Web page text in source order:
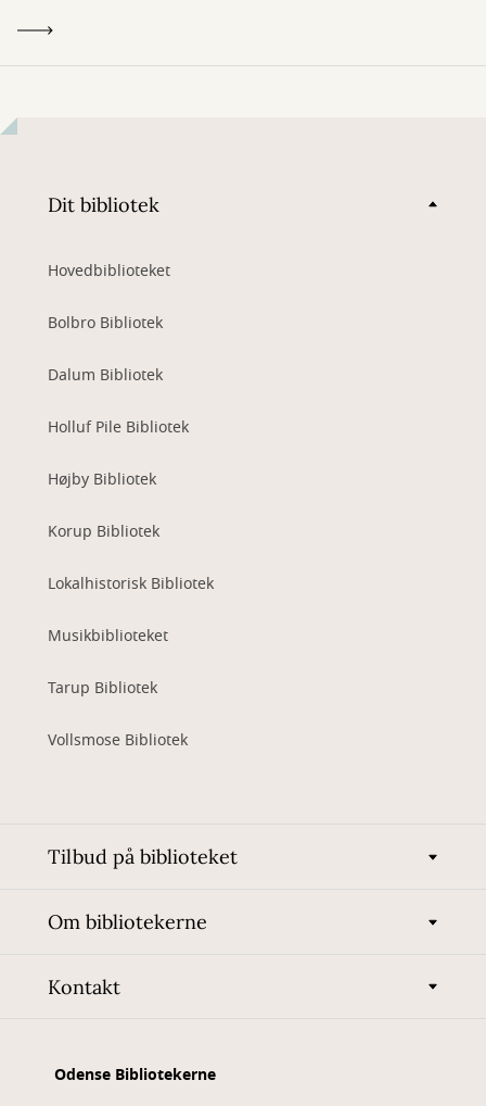
Dit bibliotek
Hovedbiblioteket
Bolbro Bibliotek
Dalum Bibliotek
Holluf Pile Bibliotek
Højby Bibliotek
Korup Bibliotek
Lokalhistorisk Bibliotek
Musikbiblioteket
Tarup Bibliotek
Vollsmose Bibliotek
Tilbud på biblioteket
Om bibliotekerne
Kontakt
Odense Bibliotekerne